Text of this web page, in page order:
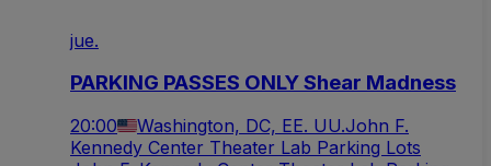
jue.
PARKING PASSES ONLY Shear Madness
20:00 Washington, DC, EE. UU.John F.
Kennedy Center Theater Lab Parking Lots